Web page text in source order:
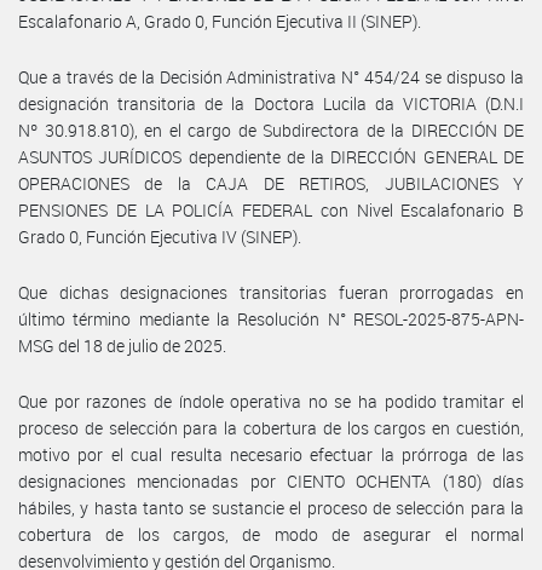
Escalafonario A, Grado 0, Función Ejecutiva II (SINEP).
Que a través de la Decisión Administrativa N° 454/24 se dispuso la
designación transitoria de la Doctora Lucila da VICTORIA (D.N.I
Nº 30.918.810), en el cargo de Subdirectora de la DIRECCIÓN DE
ASUNTOS JURÍDICOS dependiente de la DIRECCIÓN GENERAL DE
OPERACIONES de la CAJA DE RETIROS, JUBILACIONES Y
PENSIONES DE LA POLICÍA FEDERAL con Nivel Escalafonario B
Grado 0, Función Ejecutiva IV (SINEP).
Que dichas designaciones transitorias fueran prorrogadas en
último término mediante la Resolución N° RESOL-2025-875-APN-
MSG del 18 de julio de 2025.
Que por razones de índole operativa no se ha podido tramitar el
proceso de selección para la cobertura de los cargos en cuestión,
motivo por el cual resulta necesario efectuar la prórroga de las
designaciones mencionadas por CIENTO OCHENTA (180) días
hábiles, y hasta tanto se sustancie el proceso de selección para la
cobertura de los cargos, de modo de asegurar el normal
desenvolvimiento y gestión del Organismo.